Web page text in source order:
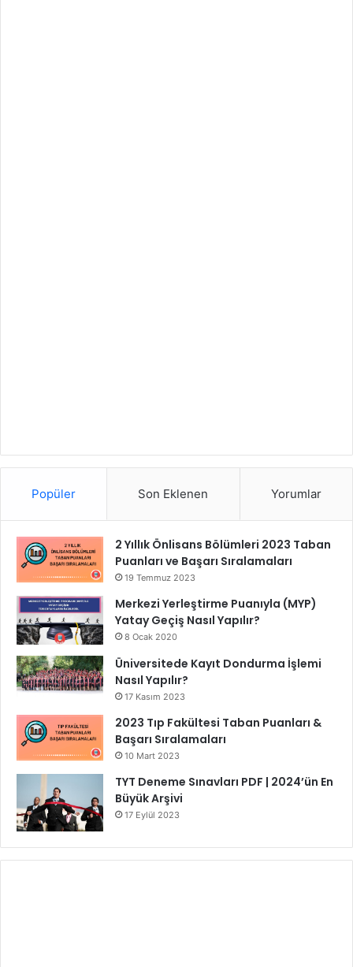
Popüler Son Eklenen Yorumlar
2 Yıllık Önlisans Bölümleri 2023 Taban
Puanları ve Başarı Sıralamaları
19 Temmuz 2023
Merkezi Yerleştirme Puanıyla (MYP)
Yatay Geçiş Nasıl Yapılır?
8 Ocak 2020
Üniversitede Kayıt Dondurma İşlemi
Nasıl Yapılır?
17 Kasım 2023
2023 Tıp Fakültesi Taban Puanları &
Başarı Sıralamaları
10 Mart 2023
TYT Deneme Sınavları PDF | 2024’ün En
Büyük Arşivi
17 Eylül 2023